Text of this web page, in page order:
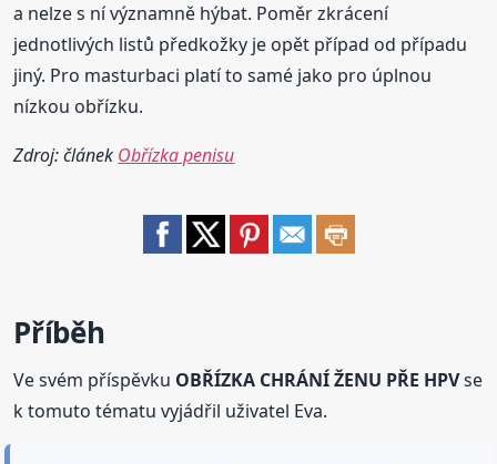
a nelze s ní významně hýbat. Poměr zkrácení
jednotlivých listů předkožky je opět případ od případu
jiný. Pro masturbaci platí to samé jako pro úplnou
nízkou obřízku.
Zdroj: článek Obřízka penisu
Příběh
Ve svém příspěvku OBŘÍZKA CHRÁNÍ ŽENU PŘE HPVse
k tomuto tématu vyjádřil uživatel Eva.